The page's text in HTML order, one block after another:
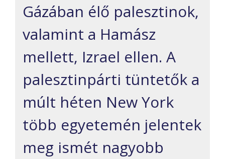
Gázában élő palesztinok,
valamint a Hamász
mellett, Izrael ellen. A
palesztinpárti tüntetők a
múlt héten New York
több egyetemén jelentek
meg ismét nagyobb